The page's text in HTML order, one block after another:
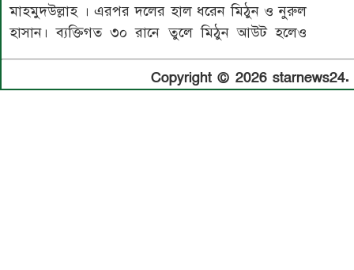
মাহমুদউল্লাহ । এরপর দলের হাল ধরেন মিঠুন ও নুরুল
হাসান। ব্যক্তিগত ৩০ রানে তুলে মিঠুন আউট হলেও
Copyright © 2026